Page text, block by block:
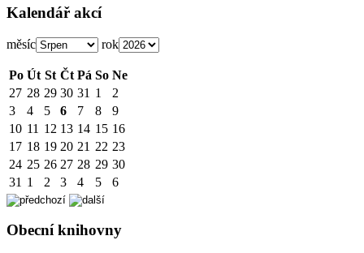
Kalendář akcí
měsíc rok
Po Út St Čt Pá So Ne
27 28 29 30 31 1
2
3
4 5 6 7 8
9
10 11 12 13 14 15 16
17 18 19 20 21 22 23
24 25 26 27 28 29 30
31 1 2 3 4 5 6
Obecní knihovny